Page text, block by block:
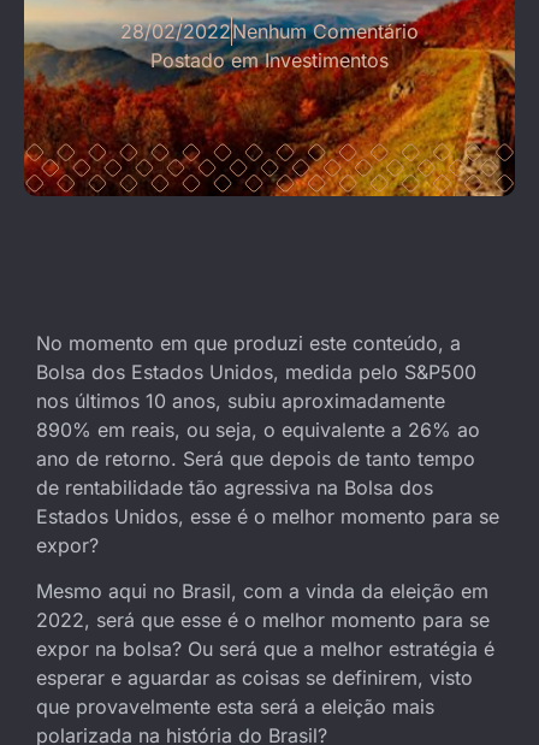
28/02/2022Nenhum Comentário
Postado emInvestimentos
No momento em que produzi este conteúdo, a
Bolsa dos Estados Unidos, medida pelo S&P500
nos últimos 10 anos, subiu aproximadamente
890% em reais, ou seja, o equivalente a 26% ao
ano de retorno. Será que depois de tanto tempo
de rentabilidade tão agressiva na Bolsa dos
Estados Unidos, esse é o melhor momento para se
expor?
Mesmo aqui no Brasil, com a vinda da eleição em
2022, será que esse é o melhor momento para se
expor na bolsa? Ou será que a melhor estratégia é
esperar e aguardar as coisas se definirem, visto
que provavelmente esta será a eleição mais
polarizada na história do Brasil?